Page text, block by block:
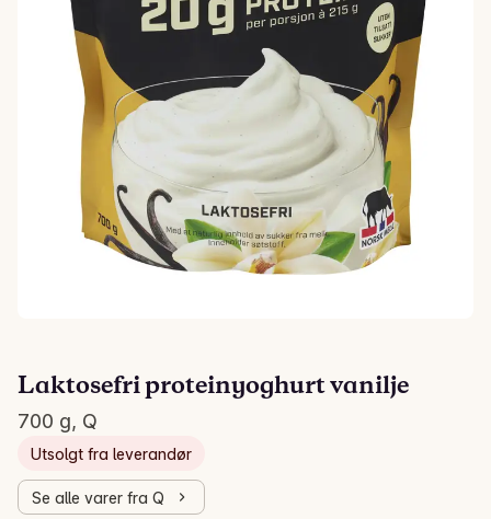
Laktosefri proteinyoghurt vanilje
700 g, Q
Utsolgt fra leverandør
Se alle varer fra Q